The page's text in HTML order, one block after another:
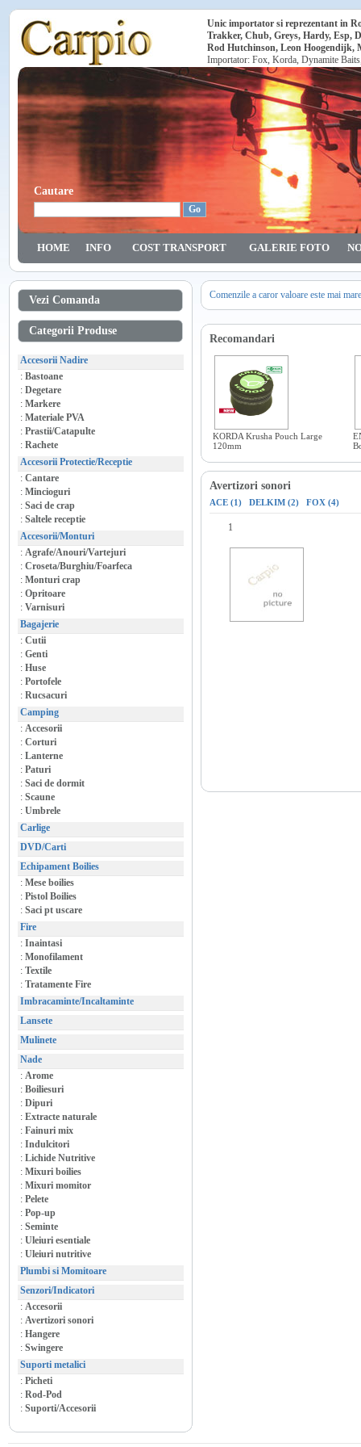
Unic importator si reprezentant in
Trakker, Chub, Greys, Hardy, Esp,
Rod Hutchinson, Leon Hoogendijk,
Importator: Fox, Korda, Dynamite
Cautare
HOME INFO COST TRANSPORT GALERIE FOTO
Vezi Comanda
Categorii Produse
Accesorii Nadire
: Bastoane
: Degetare
: Markere
: Materiale PVA
: Prastii/Catapulte
: Rachete
Accesorii Protectie/Receptie
: Cantare
: Mincioguri
: Saci de crap
: Saltele receptie
Accesorii/Monturi
: Agrafe/Anouri/Vartejuri
: Croseta/Burghiu/Foarfeca
: Monturi crap
: Opritoare
: Varnisuri
Bagajerie
: Cutii
: Genti
: Huse
: Portofele
: Rucsacuri
Camping
: Accesorii
: Corturi
: Lanterne
: Paturi
: Saci de dormit
: Scaune
: Umbrele
Carlige
DVD/Carti
Echipament Boilies
: Mese boilies
: Pistol Boilies
: Saci pt uscare
Fire
: Inaintasi
: Monofilament
: Textile
: Tratamente Fire
Imbracaminte/Incaltaminte
Lansete
Mulinete
Nade
: Arome
: Boiliesuri
: Dipuri
: Extracte naturale
: Fainuri mix
: Indulcitori
: Lichide Nutritive
: Mixuri boilies
: Mixuri momitor
: Pelete
: Pop-up
: Seminte
: Uleiuri esentiale
: Uleiuri nutritive
Plumbi si Momitoare
Senzori/Indicatori
: Accesorii
: Avertizori sonori
: Hangere
: Swingere
Suporti metalici
: Picheti
: Rod-Pod
: Suporti/Accesorii
Comenzile a caror valoare este mai
Recomandari
KORDA Krusha Pouch Large
120mm
Avertizori sonori
ACE (1) DELKIM (2) FOX (4)
1